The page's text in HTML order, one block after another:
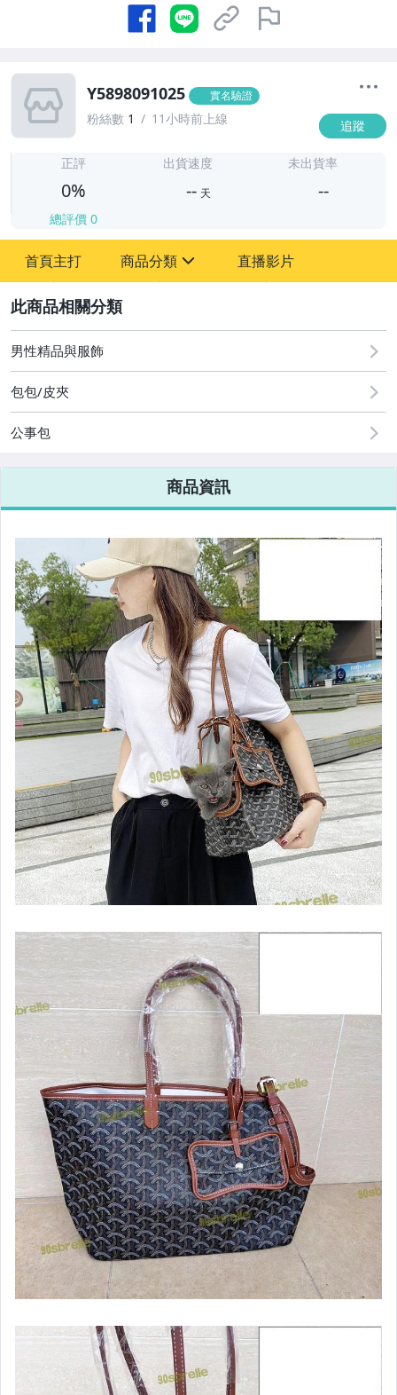
Y5898091025 實名驗證
粉絲數 1 11小時前上線 追蹤
正評
0%
總評價 0
出貨速度
-- 天
未出貨率
--
首頁主打 商品分類
圖書/影音/文具
古董、藝術與礦石
手機、配件與通訊
美容保養與彩妝
電腦、平板與周邊
相機、攝影與周邊
運動、戶外與休閒
嬰幼兒與孕婦
汽機車精品百貨
居家、家具與園藝
玩具、模型與公仔
偶像、球員卡與郵幣
女裝與服飾配件
手錶與飾品配件
女包精品與女鞋
家電與影音視聽
直播影片
男性精品與服飾
包包/皮夾
公事包
商品資訊